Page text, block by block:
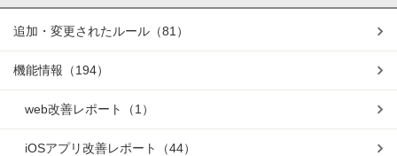
追加・変更されたルール （81）
機能情報 （194）
web改善レポート （1）
iOSアプリ改善レポート （44）